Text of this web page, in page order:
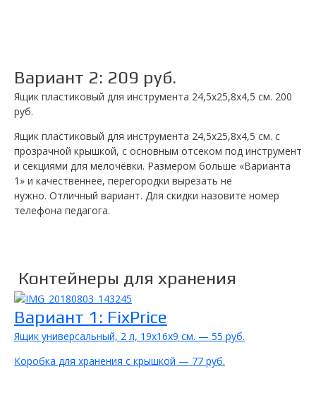
Вариант 2: 209 руб.
Ящик пластиковый для инструмента 24,5х25,8х4,5 см. 200
руб.
Ящик пластиковый для инструмента 24,5х25,8х4,5 см. с
прозрачной крышкой, с основным отсеком под инструмент
и секциями для мелочёвки. Размером больше «Варианта
1» и качественнее, перегородки вырезать не
нужно. Отличный вариант. Для скидки назовите номер
телефона педагога.
Контейнеры для хранения
Вариант 1: FixPrice
Ящик универсальный, 2 л, 19х16х9 см. — 55 руб.
Коробка для хранения с крышкой — 77 руб.